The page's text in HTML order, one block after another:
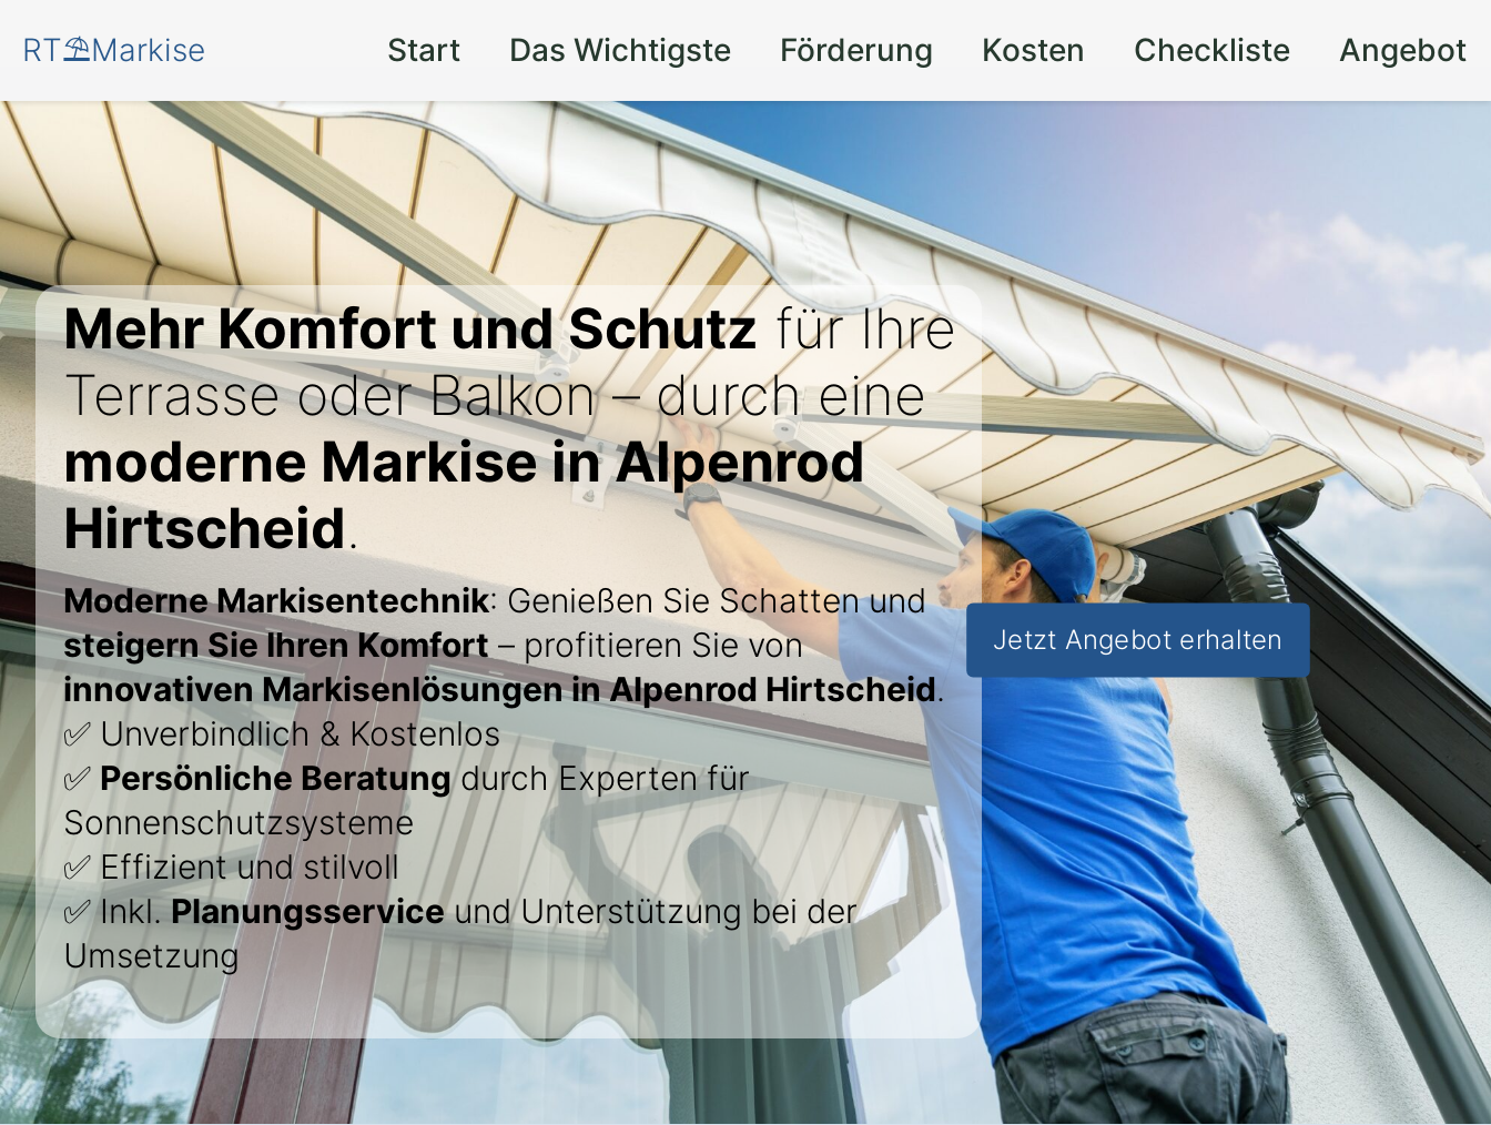
RT⛱️Markise Start Das Wichtigste Förderung Kosten Checkliste Angebot
Mehr Komfort und Schutz für Ihre
Terrasse oder Balkon – durch eine
moderne Markise in Alpenrod
Hirtscheid.
Moderne Markisentechnik: Genießen Sie Schatten und
steigern Sie Ihren Komfort – profitieren Sie von
innovativen Markisenlösungen in Alpenrod Hirtscheid.
✅ Unverbindlich & Kostenlos
✅ Persönliche Beratungdurch Experten für
Sonnenschutzsysteme
✅ Effizient und stilvoll
✅ Inkl.Planungsserviceund Unterstützung bei der
Umsetzung
Jetzt Angebot erhalten